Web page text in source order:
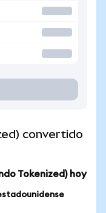
convertido
Tokenized) hoy